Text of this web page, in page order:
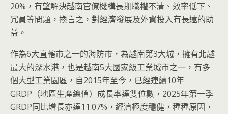
20%，有望解決越南官僚機構長期職權不清、效率低下、
冗員等問題，換言之，對經濟發展及外資投入有長遠的助
益。
作為6大直轄市之一的海防市，為越南第3大城，擁有北越
最大的深水港，也是越南5大國家級工業城市之一，有多
個大型工業園區，自2015年至今，已經連續10年
GRDP（地區生產總值）成長率達雙位數，2025年第一季
GRDP同比增長亦達11.07%，經濟極度穩健，種種原因，